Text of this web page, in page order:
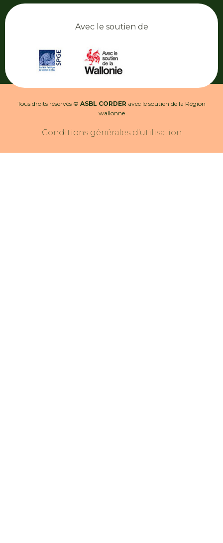
Avec le soutien de
Tous droits réservés © ASBL CORDER avec le soutien de la Région
wallonne
Conditions générales d’utilisation